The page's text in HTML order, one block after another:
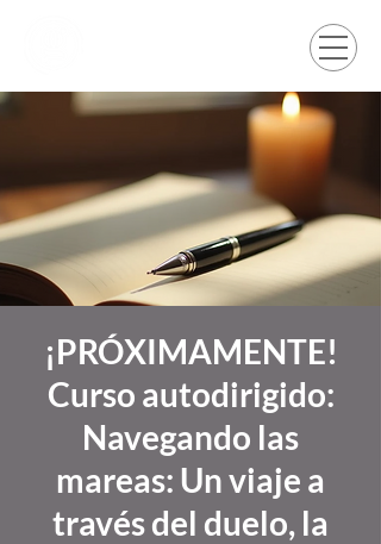
¡PRÓXIMAMENTE!
Curso autodirigido:
Navegando las
mareas: Un viaje a
través del duelo, la